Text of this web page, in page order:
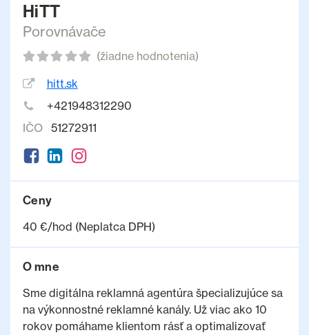
HiTT
Porovnávače
(žiadne hodnotenia)
hitt.sk
+421948312290
IČO
51272911
Ceny
40 €/hod (Neplatca DPH)
O mne
Sme digitálna reklamná agentúra špecializujúce sa
na výkonnostné reklamné kanály. Už viac ako 10
rokov pomáhame klientom rásť a optimalizovať